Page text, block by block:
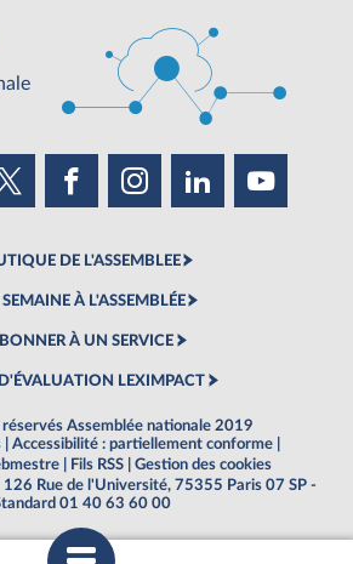
DE L'ASSEMBLEE
À L'ASSEMBLÉE
À UN SERVICE
LEXIMPACT
Assemblée nationale 2019
Accessibilité : partiellement conforme
Fils RSS
Gestion des cookies
Rue de l'Université, 75355 Paris 07 SP -
01 40 63 60 00